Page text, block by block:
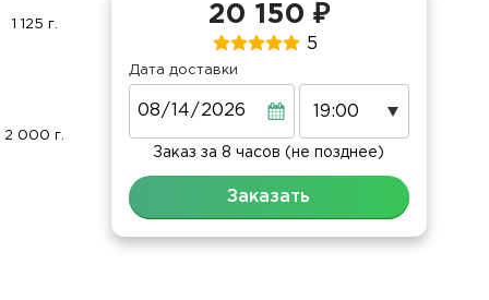
1 125 г.
2 000 г.
20 150 ₽
5
Дата доставки
Заказ за 8 часов (не позднее)
Заказать